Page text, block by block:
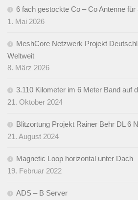
6 fach gestockte Co – Co Antenne für
1. Mai 2026
MeshCore Netzwerk Projekt
Weltweit
8. März 2026
3.110 Kilometer im 6 Meter Band auf
21. Oktober 2024
Blitzortung Projekt Rainer Behr DL 6
21. August 2024
Magnetic Loop horizontal unter Dach
19. Februar 2022
ADS – B Server